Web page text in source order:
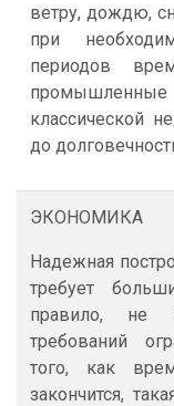
ветру, дождю,
при
периодов
промышленные
классической
до
ЭКОНОМИКА
Надежная
требует
правило, не
требований
того, как
закончится,